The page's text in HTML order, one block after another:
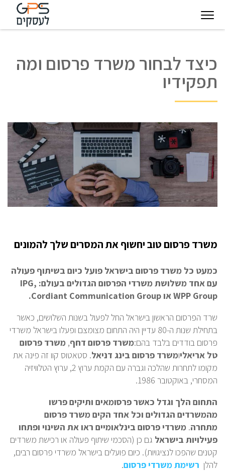
עסקיות מצפן לקוחותינו
כיצד לבחור משרד פרסום ומה
תפקידיו
משרד פרסום טוב יחשוף את המסרים שלך להמונים
כמעט כל משרד פרסום בישראל פועל כיום בשיתוף פעולה
עם אחד משלושת משרדי הפרסום הגדולים בעולם: IPG,
WPP Group או Cordiant Communication Group.
שרד הפרסום הראשון בישראל החל לפעול בשנות השלושים, כאשר
בתחילת שנות ה-80 עדיין היה התחום מצומצם ופעלו בישראל משרדי
פרסום בודדים בלבד בהם:משרד פרסום דחף, משרד פרסום
טל אריאליומשרד פרסום בינג דניאל. סטאטוס קוו זה פינה את
מקומו לתחרות שהלכה וגברה עם הקמת ערוץ 2, ערוץ הטלוויזיה
המסחרי, באוקטובר 1986.
התחום הלך וגדל כאשר פרסומאים ותיקים פרשו
מהמשרדים הגדולים וכל אחד הקים משרד פרסום
מתחרה. משרדי פרסום בינלאומיים ראו את השינוי ופתחו
פעילויות בישראל גם כן (הסכמי שיתוף פעולה או רכישת משרדים
קטנים שהפכו לנציגויות). כיום פועלים בישראל משרדי פרסום רבים,
להלן רשימת משרדי פרסום.